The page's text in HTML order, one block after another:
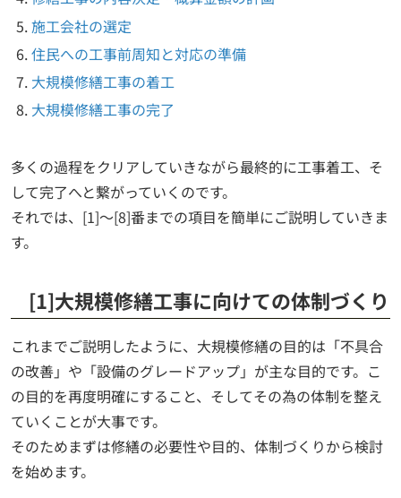
施工会社の選定
住民への工事前周知と対応の準備
大規模修繕工事の着工
大規模修繕工事の完了
多くの過程をクリアしていきながら最終的に工事着工、そ
して完了へと繋がっていくのです。
それでは、[1]～[8]番までの項目を簡単にご説明していきま
す。
[1]大規模修繕工事に向けての体制づくり
これまでご説明したように、大規模修繕の目的は「不具合
の改善」や「設備のグレードアップ」が主な目的です。こ
の目的を再度明確にすること、そしてその為の体制を整え
ていくことが大事です。
そのためまずは修繕の必要性や目的、体制づくりから検討
を始めます。